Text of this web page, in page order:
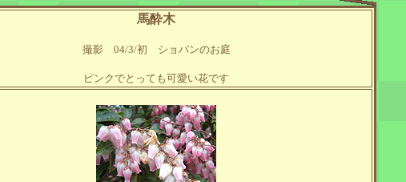
馬酔木
撮影 04/3/初 ショパンのお庭
ピンクでとっても可愛い花です